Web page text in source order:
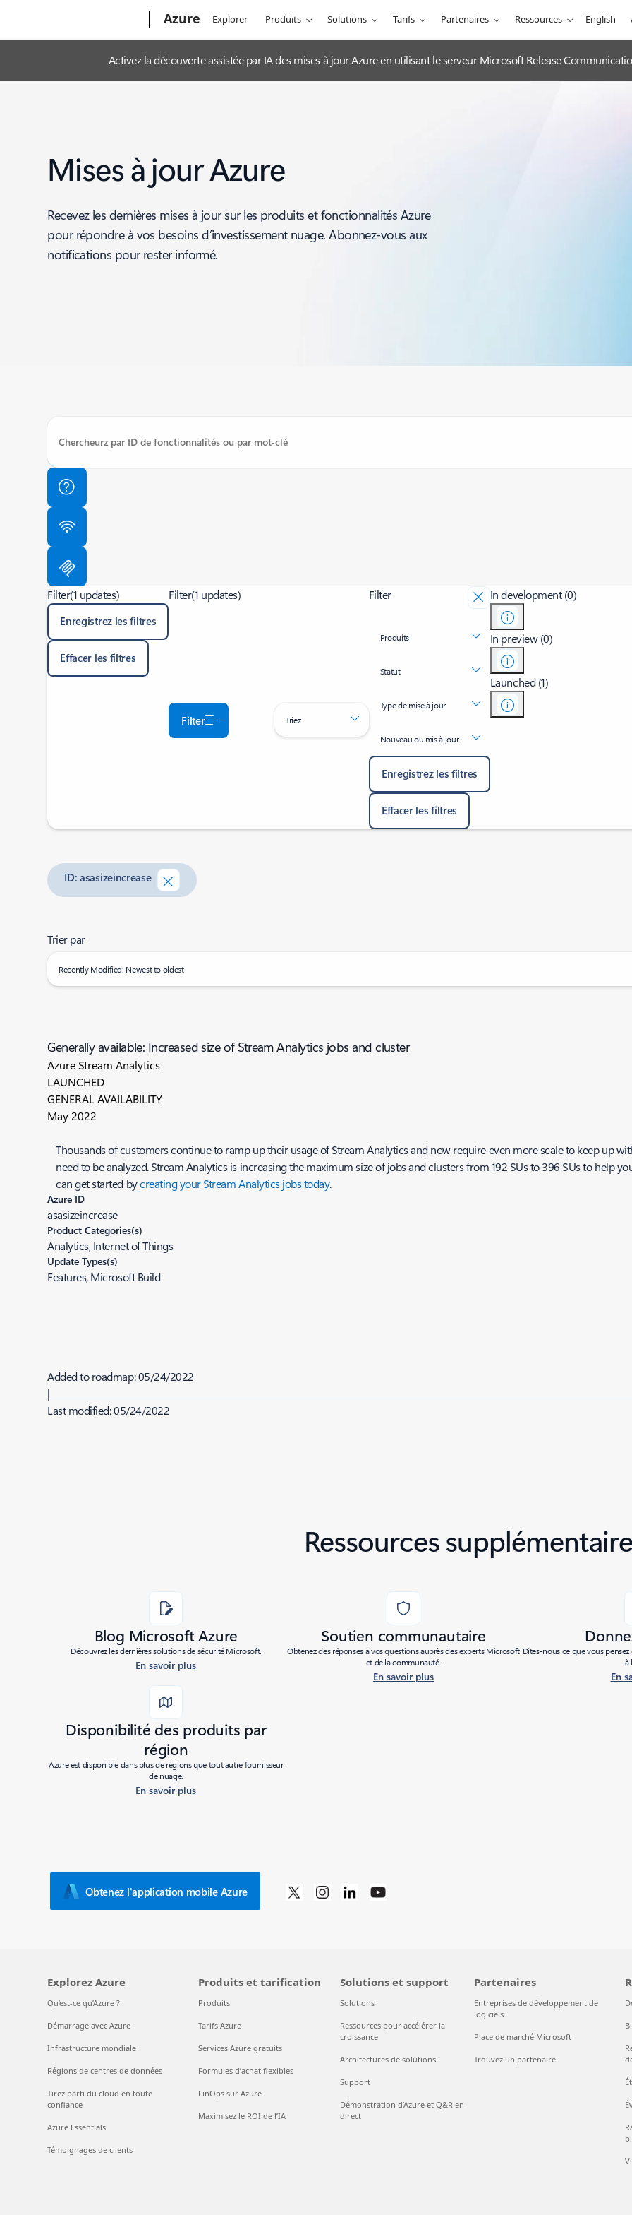
Azure Explorer Produits Solutions Tarifs Partenaires Ressources English
Activez la découverte assistée par IA des mises à jour Azure en utilisant le serveur Microsoft Release
Mises à jour Azure
Recevez les dernières mises à jour sur les produits et fonctionnalités Azure
pour répondre à vos besoins d’investissement nuage. Abonnez-vous aux
notifications pour rester informé.
Filter(1 updates)
Enregistrez les filtres
Effacer les filtres
Filter(1 updates)
Filter Triez
Filter
Produits
Statut
Type de mise à jour
Nouveau ou mis à jour
Enregistrez les filtres
Effacer les filtres
In development (0)
In preview (0)
Launched (1)
ID: asasizeincrease
Trier par
Recently Modified: Newest to oldest
Generally available: Increased size of Stream Analytics jobs and cluster
Azure Stream Analytics
LAUNCHED
GENERAL AVAILABILITY
May 2022
Thousands of customers continue to ramp up their usage of Stream Analytics and now require even more scale to keep up
need to be analyzed. Stream Analytics is increasing the maximum size of jobs and clusters from 192 SUs to 396 SUs to help
can get started bycreating your Stream Analytics jobs today.
Azure ID
asasizeincrease
Product Categories(s)
Analytics, Internet of Things
Update Types(s)
Features, Microsoft Build
Added to roadmap:05/24/2022
|
Last modified:05/24/2022
Ressources
Blog Microsoft Azure
Découvrez les dernières solutions de sécurité Microsoft.
En savoir plus
Soutien communautaire
Obtenez des réponses à vos questions auprès des experts Microsoft
et de la communauté.
En savoir plus
Dites-nous ce que vous
à
En
Disponibilité des produits par
région
Azure est disponible dans plus de régions que tout autre fournisseur
de nuage.
En savoir plus
Obtenez l'application mobile Azure
Explorez Azure
Qu’est-ce qu’Azure ?
Démarrage avec Azure
Infrastructure mondiale
Régions de centres de données
Tirez parti du cloud en toute
confiance
Azure Essentials
Témoignages de clients
Produits et tarification
Produits
Tarifs Azure
Services Azure gratuits
Formules d’achat flexibles
FinOps sur Azure
Maximisez le ROI de l’IA
Solutions et support
Solutions
Ressources pour accélérer la
croissance
Architectures de solutions
Support
Démonstration d’Azure et Q&R en
direct
Partenaires
Entreprises de développement de
logiciels
Place de marché Microsoft
Trouvez un partenaire